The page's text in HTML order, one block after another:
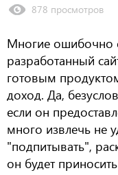
878 просмотров
Многие ошибочно
разработанный
готовым
доход. Да,
если он
много извлечь не
"подпитывать",
он будет